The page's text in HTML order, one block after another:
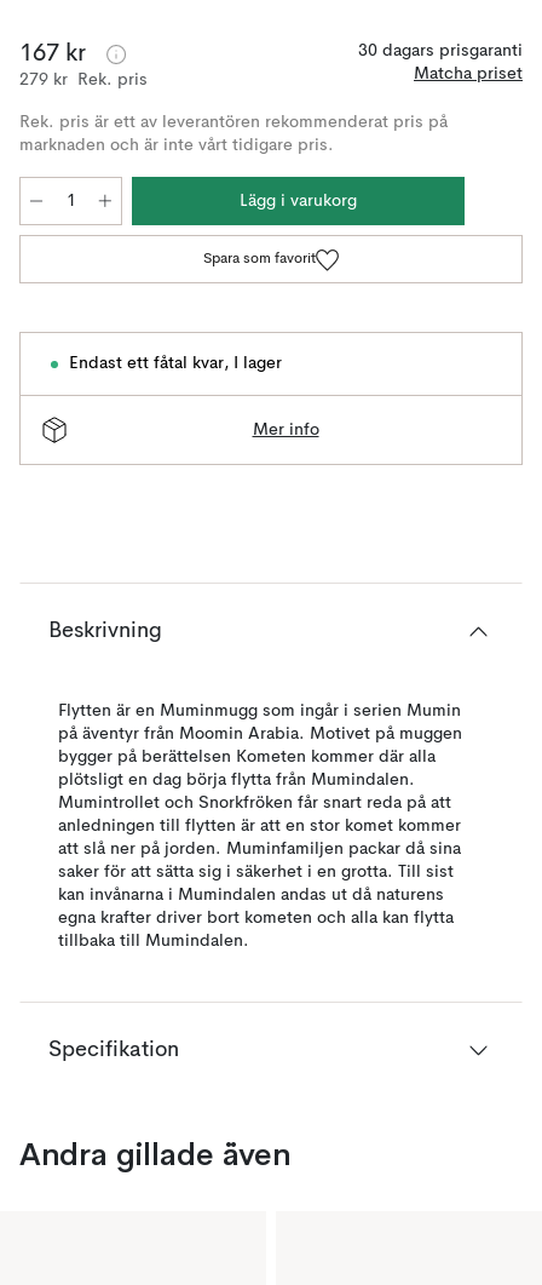
167 kr
279 kr Rek. pris
30 dagars prisgaranti
Matcha priset
Rek. pris är ett av leverantören rekommenderat pris på
marknaden och är inte vårt tidigare pris.
Lägg i varukorg
Spara som favorit
Endast ett fåtal kvar, I lager
Mer info
Beskrivning
Flytten är en Muminmugg som ingår i serien Mumin
på äventyr från Moomin Arabia. Motivet på muggen
bygger på berättelsen Kometen kommer där alla
plötsligt en dag börja flytta från Mumindalen.
Mumintrollet och Snorkfröken får snart reda på att
anledningen till flytten är att en stor komet kommer
att slå ner på jorden. Muminfamiljen packar då sina
saker för att sätta sig i säkerhet i en grotta. Till sist
kan invånarna i Mumindalen andas ut då naturens
egna krafter driver bort kometen och alla kan flytta
tillbaka till Mumindalen.
Specifikation
Andra gillade även